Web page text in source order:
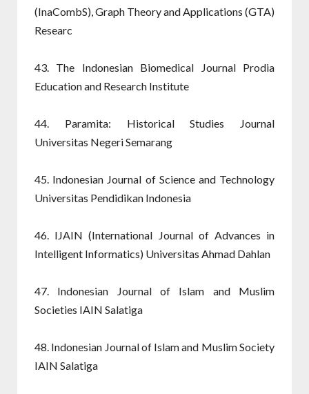
(InaCombS), Graph Theory and Applications (GTA)
Researc
43. The Indonesian Biomedical Journal Prodia
Education and Research Institute
44. Paramita: Historical Studies Journal
Universitas Negeri Semarang
45. Indonesian Journal of Science and Technology
Universitas Pendidikan Indonesia
46. IJAIN (International Journal of Advances in
Intelligent Informatics) Universitas Ahmad Dahlan
47. Indonesian Journal of Islam and Muslim
Societies IAIN Salatiga
48. Indonesian Journal of Islam and Muslim Society
IAIN Salatiga